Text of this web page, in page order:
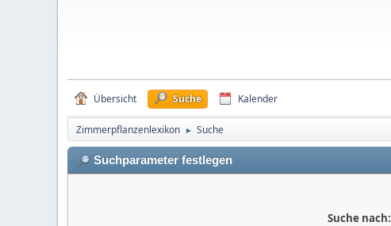
Übersicht Suche Kalender
Zimmerpflanzenlexikon ► Suche
Suchparameter festlegen
Suche nach: